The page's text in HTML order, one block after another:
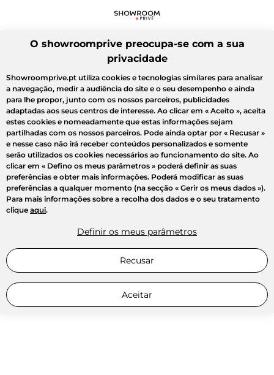
O showroomprive preocupa-se com a sua
privacidade
Showroomprive.pt utiliza cookies e tecnologias similares para analisar
a navegação, medir a audiência do site e o seu desempenho e ainda
para lhe propor, junto com os nossos parceiros, publicidades
adaptadas aos seus centros de interesse. Ao clicar em « Aceito », aceita
estes cookies e nomeadamente que estas informações sejam
partilhadas com os nossos parceiros. Pode ainda optar por « Recusar »
e nesse caso não irá receber conteúdos personalizados e somente
serão utilizados os cookies necessários ao funcionamento do site. Ao
clicar em « Defino os meus parâmetros » poderá definir as suas
preferências e obter mais informações. Poderá modificar as suas
preferências a qualquer momento (na secção « Gerir os meus dados »).
Para mais informações sobre a recolha dos dados e o seu tratamento
clique aqui.
Definir os meus parâmetros
Recusar
Aceitar